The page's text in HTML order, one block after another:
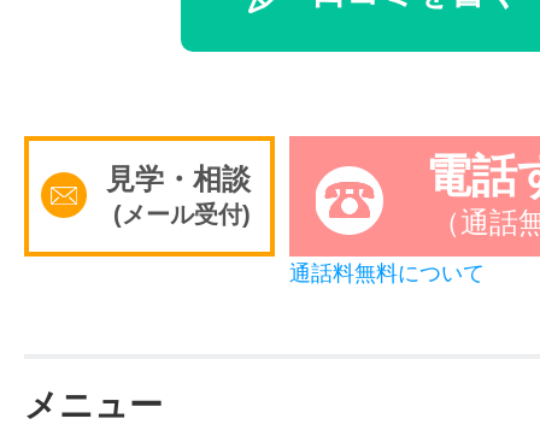
見学・相談
(メール受付)
電話
（通話
通話料無料について
メニュー